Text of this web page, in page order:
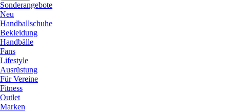
Sonderangebote
Neu
Handballschuhe
Bekleidung
Handbälle
Fans
Lifestyle
Ausrüstung
Für Vereine
Fitness
Outlet
Marken